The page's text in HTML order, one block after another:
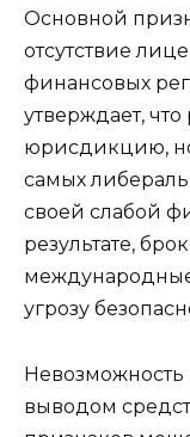
Основной
отсутствие
финансовых
утверждает,
юрисдикцию,
самых
своей слабой
результате,
международные
угрозу
выводом